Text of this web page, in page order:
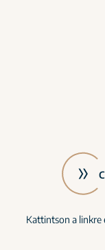
Kattintson a linkre